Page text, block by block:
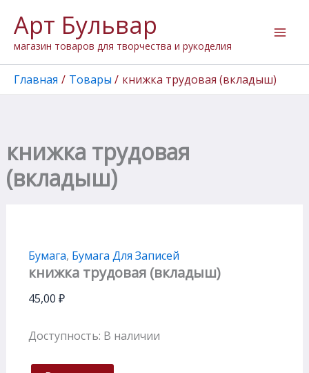
содержимому
Арт Бульвар
магазин товаров для творчества и рукоделия
Главная Товары книжка трудовая (вкладыш)
книжка трудовая
(вкладыш)
Бумага, Бумага Для Записей
книжка трудовая (вкладыш)
45,00 ₽
Доступность: В наличии
товара
книжка
трудовая
(вкладыш)